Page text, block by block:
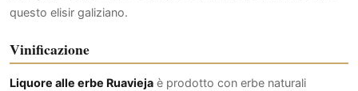
questo elisir galiziano.
Vinificazione
Liquore alle erbe Ruavieja è prodotto con erbe naturali